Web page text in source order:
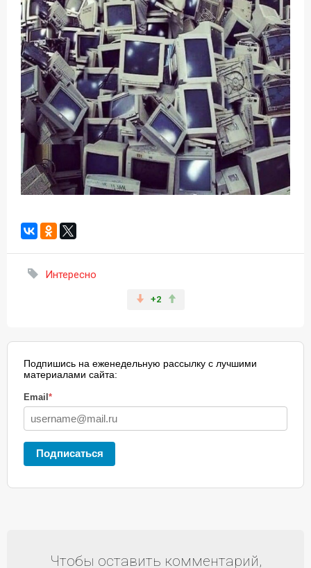
Интересно
+2
Подпишись на еженедельную рассылку с лучшими
материалами сайта:
Email *
Подписаться
Чтобы оставить комментарий,